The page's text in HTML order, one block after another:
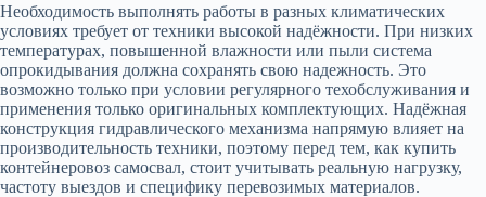
Необходимость выполнять работы в разных климатических
условиях требует от техники высокой надёжности. При низких
температурах, повышенной влажности или пыли система
опрокидывания должна сохранять свою надежность. Это
возможно только при условии регулярного техобслуживания и
применения только оригинальных комплектующих. Надёжная
конструкция гидравлического механизма напрямую влияет на
производительность техники, поэтому перед тем, как купить
контейнеровоз самосвал, стоит учитывать реальную нагрузку,
частоту выездов и специфику перевозимых материалов.